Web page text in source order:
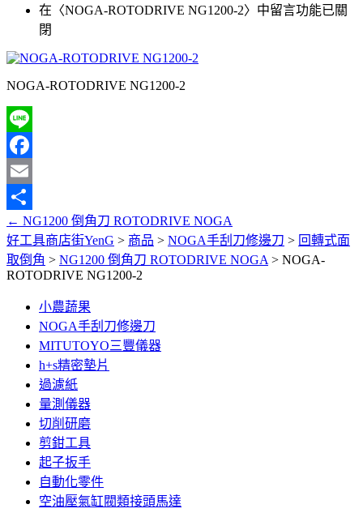
在〈NOGA-ROTODRIVE NG1200-2〉中留言功能已關
閉
NOGA-ROTODRIVE NG1200-2
Line
Facebook
Email
分
享
← NG1200 倒角刀 ROTODRIVE NOGA
好工具商店街YenG > 商品 > NOGA手刮刀修邊刀 > 回轉式面
取倒角 > NG1200 倒角刀 ROTODRIVE NOGA > NOGA-
ROTODRIVE NG1200-2
小農蔬果
NOGA手刮刀修邊刀
MITUTOYO三豐儀器
h+s精密墊片
過濾紙
量測儀器
切削研磨
剪鉗工具
起子扳手
自動化零件
空油壓氣缸閥類接頭馬達